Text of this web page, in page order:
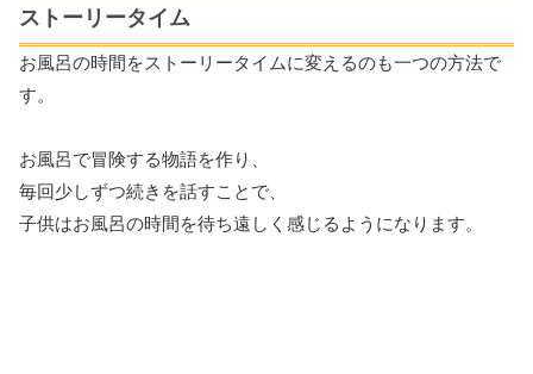
ストーリータイム
お風呂の時間をストーリータイムに変えるのも一つの方法で
す。
お風呂で冒険する物語を作り、
毎回少しずつ続きを話すことで、
子供はお風呂の時間を待ち遠しく感じるようになります。